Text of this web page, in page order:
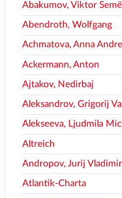
Abakumov, Viktor
Abendroth, Wolfgang
Achmatova, Anna
Ackermann, Anton
Ajtakov, Nedirbaj
Aleksandrov, Grigorij
Alekseeva, Ljudmila
Altreich
Andropov, Jurij
Atlantik-Charta